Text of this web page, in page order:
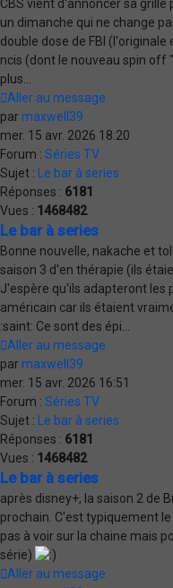
CBS vient d'annoncer sa
un dimanche qui ne change
double dose de FBI
ncis (dont le nouveau spin off
plus...
Aller au message
par maxwell39
mer. 15 avr. 2026 18:20
Forum : Séries TV
Sujet : Le bar à series
Réponses : 6181
Vues : 1468482
Le bar à series
Bonne nouvelle, nakache et
saison 3 d'en thérapie (ils
J'espère qu'ils adapteront les
américain car ils étaient
:saint: Ce sont des épi...
Aller au message
par maxwell39
mer. 15 avr. 2026 16:51
Forum : Séries TV
Sujet : Le bar à series
Réponses : 6181
Vues : 1468482
Le bar à series
après disney+, la saison 2 de
prochain. C'est typiquement
pas à voir sur la chaine mais
série)
Aller au message